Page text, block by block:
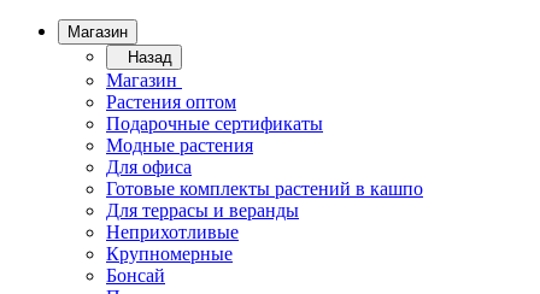
Магазин
Назад
Магазин
Растения оптом
Подарочные сертификаты
Модные растения
Для офиса
Готовые комплекты растений в кашпо
Для террасы и веранды
Неприхотливые
Крупномерные
Бонсай